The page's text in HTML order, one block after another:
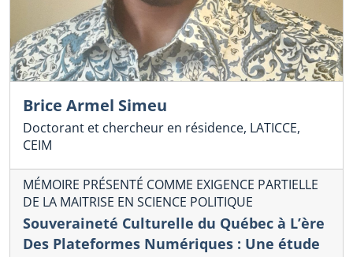
Brice Armel Simeu
Doctorant et chercheur en résidence, LATICCE,
CEIM
MÉMOIRE PRÉSENTÉ COMME EXIGENCE PARTIELLE
DE LA MAITRISE EN SCIENCE POLITIQUE
Souveraineté Culturelle du Québec à L’ère
Des Plateformes Numériques : Une étude